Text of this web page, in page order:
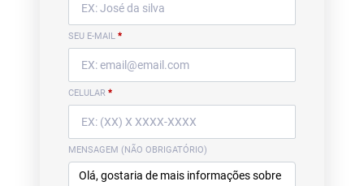
SEU E-MAIL *
CELULAR *
MENSAGEM (NÃO OBRIGATÓRIO)